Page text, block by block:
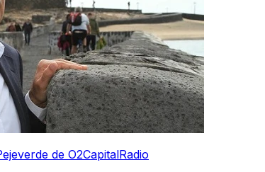
de O2CapitalRadio